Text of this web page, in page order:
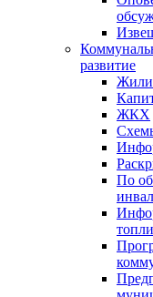
развитие
ЖКХ
По